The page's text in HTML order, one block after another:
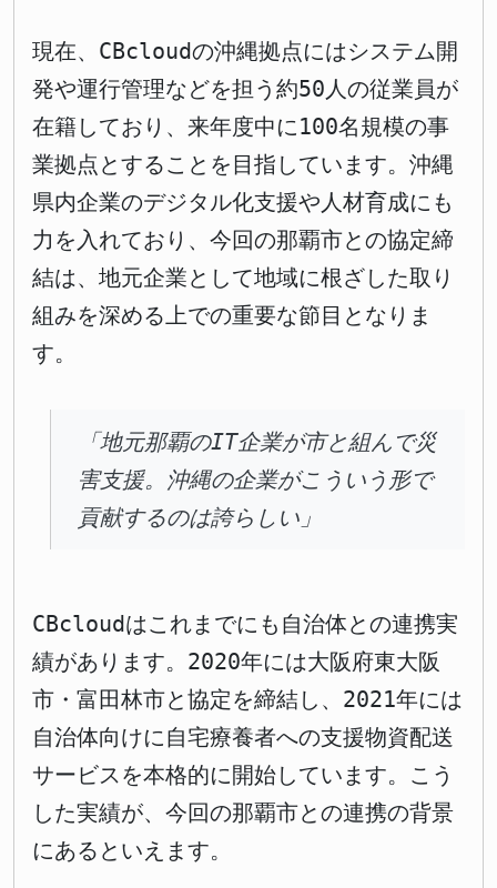
現在、CBcloudの沖縄拠点にはシステム開
発や運行管理などを担う約50人の従業員が
在籍しており、来年度中に100名規模の事
業拠点とすることを目指しています。沖縄
県内企業のデジタル化支援や人材育成にも
力を入れており、今回の那覇市との協定締
結は、地元企業として地域に根ざした取り
組みを深める上での重要な節目となりま
す。
「地元那覇のIT企業が市と組んで災
害支援。沖縄の企業がこういう形で
貢献するのは誇らしい」
CBcloudはこれまでにも自治体との連携実
績があります。2020年には大阪府東大阪
市・富田林市と協定を締結し、2021年には
自治体向けに自宅療養者への支援物資配送
サービスを本格的に開始しています。こう
した実績が、今回の那覇市との連携の背景
にあるといえます。